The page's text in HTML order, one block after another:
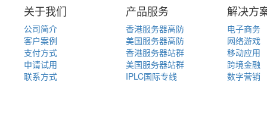
关于我们
公司简介
客户案例
支付方式
申请试用
联系方式
产品服务
香港服务器高防
美国服务器高防
香港服务器站群
美国服务器站群
IPLC国际专线
解决方
电子商务
网络游戏
移动应用
跨境金融
数字营销